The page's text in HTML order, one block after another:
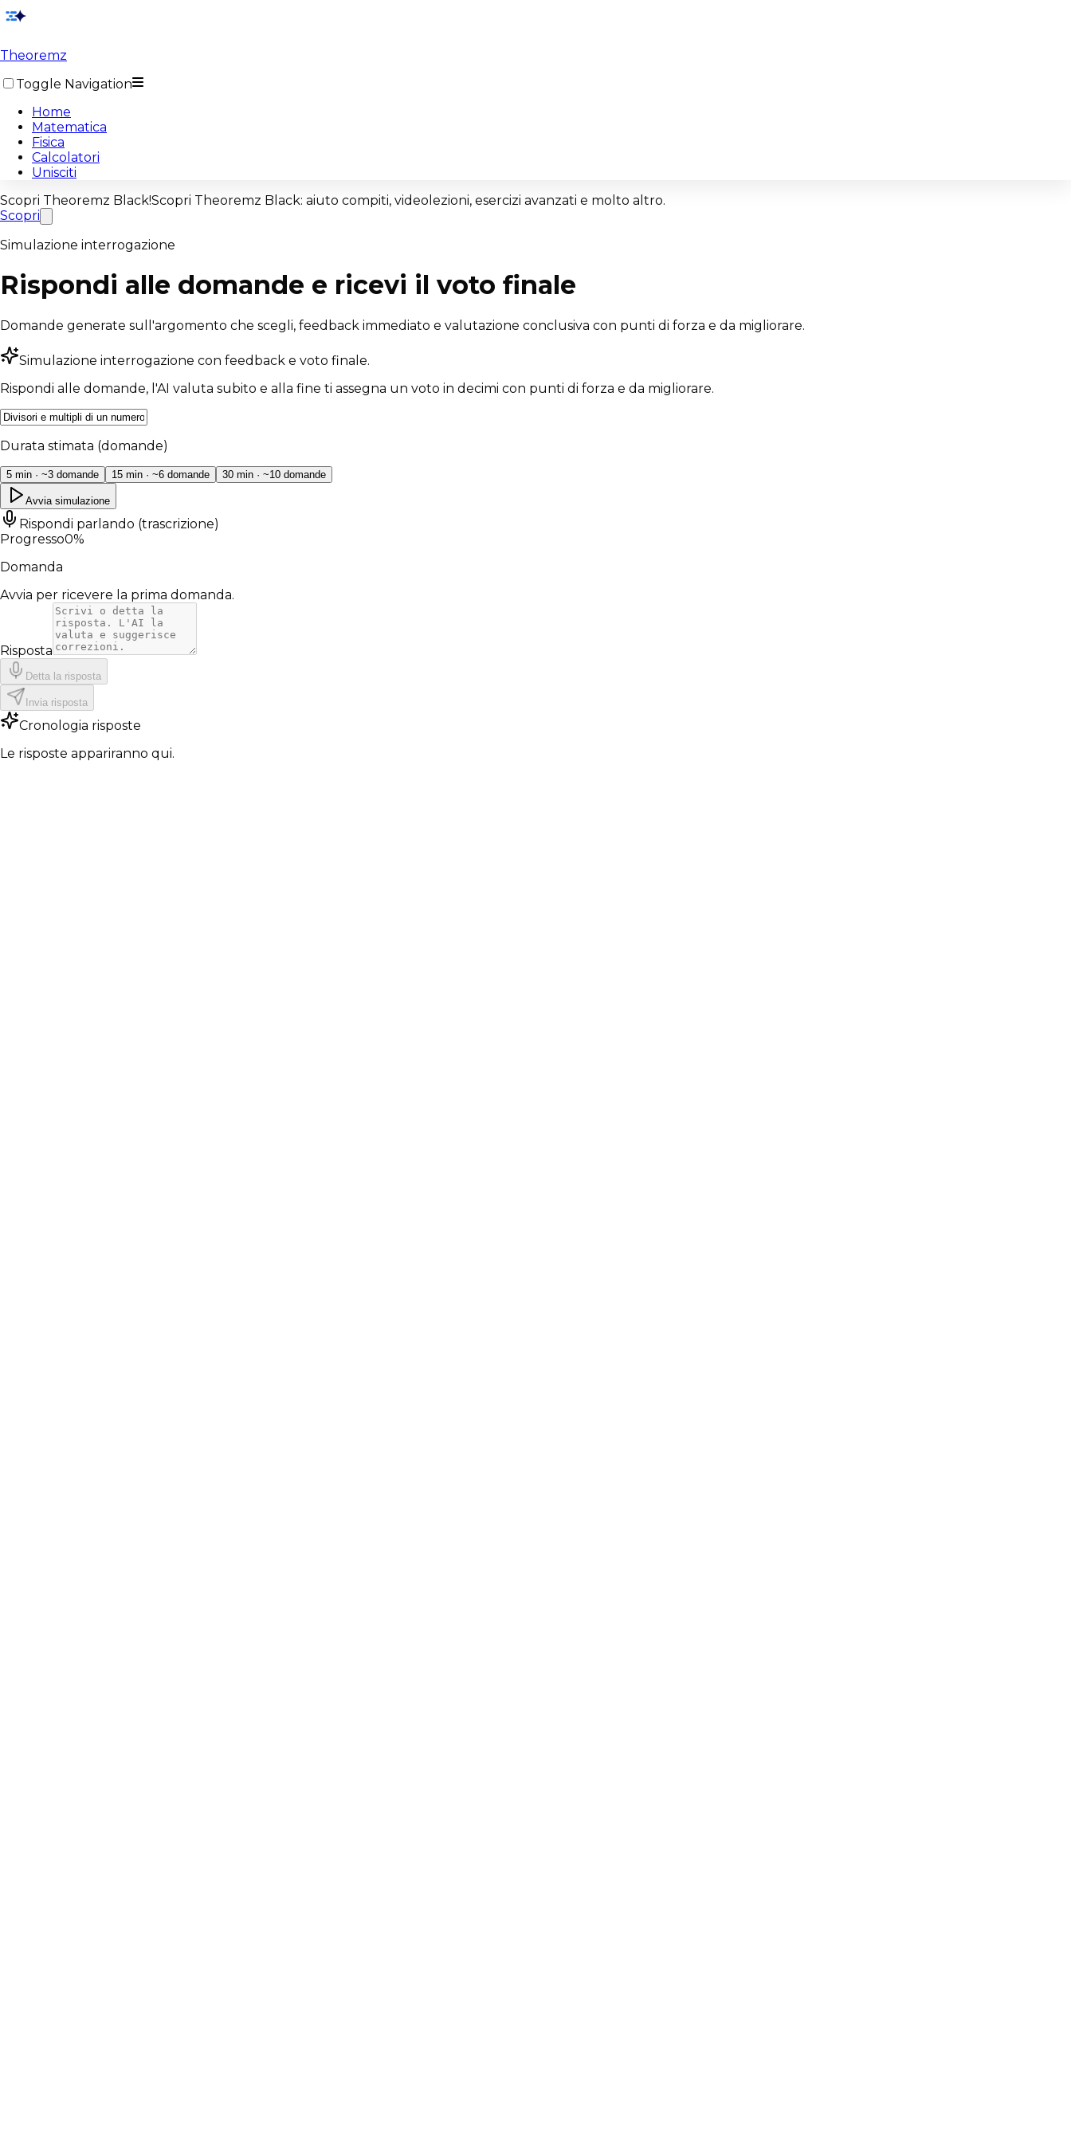
Theoremz
Toggle Navigation
Home
Matematica
Fisica
Calcolatori
Unisciti
Scopri Theoremz Black!Scopri Theoremz Black: aiuto compiti, videolezioni, esercizi avanzati e molto altro.
Scopri
Simulazione interrogazione
Rispondi alle domande e ricevi il voto finale
Domande generate sull'argomento che scegli, feedback immediato e valutazione conclusiva con punti di forza e da migliorare.
Simulazione interrogazione con feedback e voto finale.
Rispondi alle domande, l'AI valuta subito e alla fine ti assegna un voto in decimi con punti di forza e da migliorare.
Durata stimata (domande)
5 min · ~3 domande 15 min · ~6 domande 30 min · ~10 domande
Avvia simulazione
Rispondi parlando (trascrizione)
Progresso0%
Domanda
Avvia per ricevere la prima domanda.
Risposta
Detta la risposta
Invia risposta
Cronologia risposte
Le risposte appariranno qui.